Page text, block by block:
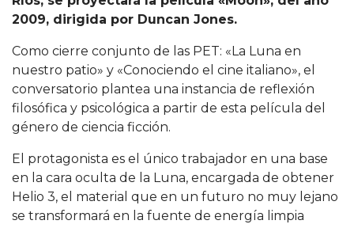
2009, dirigida por Duncan Jones.
Como cierre conjunto de las PET: «La Luna en
nuestro patio» y «Conociendo el cine italiano», el
conversatorio plantea una instancia de reflexión
filosófica y psicológica a partir de esta película del
género de ciencia ficción.
El protagonista es el único trabajador en una base
en la cara oculta de la Luna, encargada de obtener
Helio 3, el material que en un futuro no muy lejano
se transformará en la fuente de energía limpia